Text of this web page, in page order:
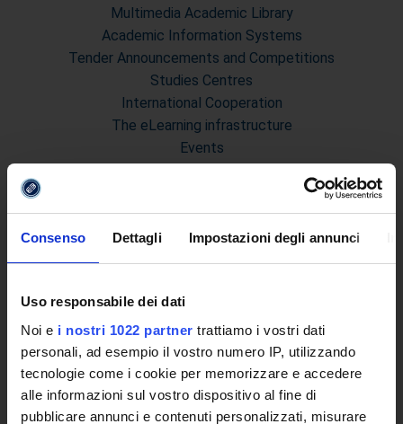
Consenso Dettagli Impostazioni degli annunci
Uso responsabile dei dati
Noi e i nostri 1022 partner trattiamo i vostri dati
personali, ad esempio il vostro numero IP, utilizzando
tecnologie come i cookie per memorizzare e accedere
alle informazioni sul vostro dispositivo al fine di
pubblicare annunci e contenuti personalizzati, misurare
Multimedia Academic Library
Academic Information Systems
Tender Announcements and Competitions
Studies Centres
International Cooperation
The eLearning infrastructure
Events
Access to the Database of the Online Student Services
Certified E-mail
Rector Inbox
Degree Courses
Advanced training courses
Research Doctorate
Qualifying educational programs for initial teacher training,
DPCM 4/8/23